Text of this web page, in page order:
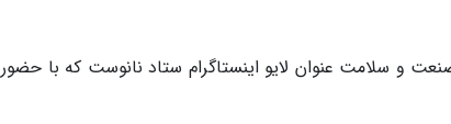
و سلامت عنوان لایو اینستاگرام ستاد نانوست که با حضور